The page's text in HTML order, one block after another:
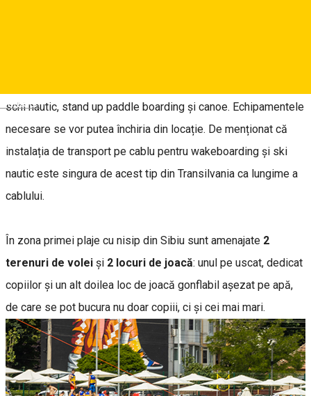
Deutsch
schi nautic, stand up paddle boarding și canoe. Echipamentele
necesare se vor putea închiria din locație. De menționat că
instalația de transport pe cablu pentru wakeboarding și ski
nautic este singura de acest tip din Transilvania ca lungime a
cablului.
În zona primei plaje cu nisip din Sibiu sunt amenajate 2
terenuri de volei și 2 locuri de joacă: unul pe uscat, dedicat
copiilor și un alt doilea loc de joacă gonflabil așezat pe apă,
de care se pot bucura nu doar copiii, ci și cei mai mari.